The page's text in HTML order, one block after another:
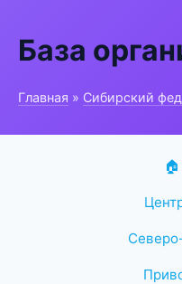
База
Главная » Сибирский